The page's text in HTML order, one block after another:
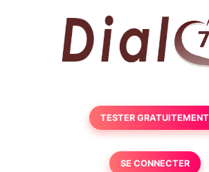
TESTER GRATUITEMENT
SE CONNECTER